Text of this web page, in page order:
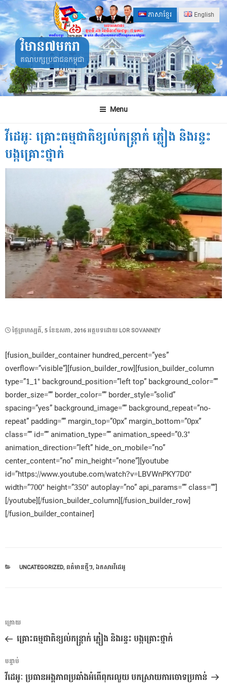
Skip
to
content
ភាសាខ្មែរ English
វិមាន៧មករា
គណបក្សប្រជាជនកម្ពុជា
Menu
វីដេអូៈ គ្រោះធម្មជាតិខ្យល់កន្ត្រាក់ ភ្លៀង និងរន្ទះ
បង្កគ្រោះថ្នាក់
POSTED
ថ្ងៃ​ព្រហស្បតិ៍, 5 ខែ​ឧសភា, 2016អត្ថបទដោយ LOR SOVANNEY
[fusion_builder_container hundred_percent=”yes”
overflow=”visible”][fusion_builder_row][fusion_builder_column
type=”1_1″ background_position=”left top” background_color=””
border_size=”” border_color=”” border_style=”solid”
spacing=”yes” background_image=”” background_repeat=”no-
repeat” padding=”” margin_top=”0px” margin_bottom=”0px”
class=”” id=”” animation_type=”” animation_speed=”0.3″
animation_direction=”left” hide_on_mobile=”no”
center_content=”no” min_height=”none”][youtube
id=”https://www.youtube.com/watch?v=LBVWnPKY7D0″
width=”700″ height=”350″ autoplay=”no” api_params=”” class=””]
[/youtube][/fusion_builder_column][/fusion_builder_row]
[/fusion_builder_container]
CATEGORIES
UNCATEGORIZED, ពត៌មានថ្មីៗ,ឯកសារវីដេអូ
ការ​
នាំទិស​
ប្រកាស
អត្ថបទ
មុន
ក្រោយ
គ្រោះធម្មជាតិខ្យល់កន្ត្រាក់ ភ្លៀង និងរន្ទះ បង្កគ្រោះថ្នាក់
អត្ថបទ
បន្ទាប់
បន្ទាប់
វីដេអូៈ ប្រធានអង្គភាពប្រឆាំងអំពើពុករលួយ បកស្រាយការចោទប្រកាន់